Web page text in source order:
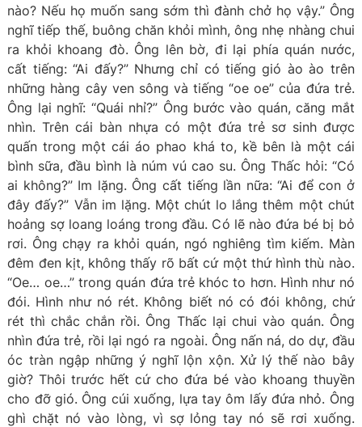
nào? Nếu họ muốn sang sớm thì đành chở họ vậy.” Ông
nghĩ tiếp thế, buông chăn khỏi mình, ông nhẹ nhàng chui
ra khỏi khoang đò. Ông lên bờ, đi lại phía quán nước,
cất tiếng: “Ai đấy?” Nhưng chỉ có tiếng gió ào ào trên
những hàng cây ven sông và tiếng “oe oe” của đứa trẻ.
Ông lại nghĩ: “Quái nhỉ?” Ông bước vào quán, căng mắt
nhìn. Trên cái bàn nhựa có một đứa trẻ sơ sinh được
quấn trong một cái áo phao khá to, kề bên là một cái
bình sữa, đầu bình là núm vú cao su. Ông Thấc hỏi: “Có
ai không?” Im lặng. Ông cất tiếng lần nữa: “Ai để con ở
đây đấy?” Vẫn im lặng. Một chút lo lắng thêm một chút
hoảng sợ loang loáng trong đầu. Có lẽ nào đứa bé bị bỏ
rơi. Ông chạy ra khỏi quán, ngó nghiêng tìm kiếm. Màn
đêm đen kịt, không thấy rõ bất cứ một thứ hình thù nào.
“Oe… oe…” trong quán đứa trẻ khóc to hơn. Hình như nó
đói. Hình như nó rét. Không biết nó có đói không, chứ
rét thì chắc chắn rồi. Ông Thấc lại chui vào quán. Ông
nhìn đứa trẻ, rồi lại ngó ra ngoài. Ông nấn ná, do dự, đầu
óc tràn ngập những ý nghĩ lộn xộn. Xử lý thế nào bây
giờ? Thôi trước hết cứ cho đứa bé vào khoang thuyền
cho đỡ gió. Ông cúi xuống, lựa tay ôm lấy đứa nhỏ. Ông
ghì chặt nó vào lòng, vì sợ lỏng tay nó sẽ rơi xuống.